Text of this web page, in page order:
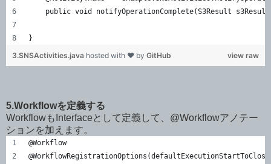
public void notifyOperationComplete(S3Result
}
view raw
3.SNSActivities.java hosted with ❤ by GitHub
5.Workflowを定義する
WorkflowもInterfaceとして定義して、@Workflowアノテー
ションを加えます。
@Workflow